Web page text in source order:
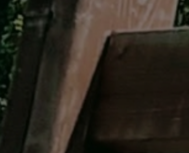
MTBレンタル・ツアー
イベント遊具